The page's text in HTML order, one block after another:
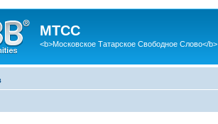
МТСС
<b>Московское Татарское Свободное Слово</b>